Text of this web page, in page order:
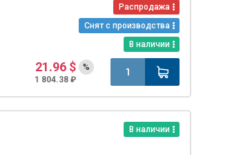
Распродажа
Снят с производства
В наличии
21.96 $
1 804.38 ₽
%
В наличии